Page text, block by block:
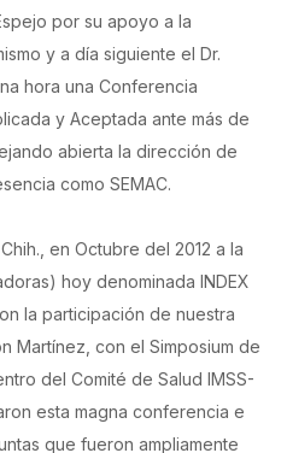
por su apoyo a la
y a día siguiente el Dr.
hora una Conferencia
y Aceptada ante más de
abierta la dirección de
como SEMAC.
en Octubre del 2012 a la
hoy denominada INDEX
la participación de nuestra
Martínez, con el Simposium de
del Comité de Salud IMSS-
esta magna conferencia e
que fueron ampliamente